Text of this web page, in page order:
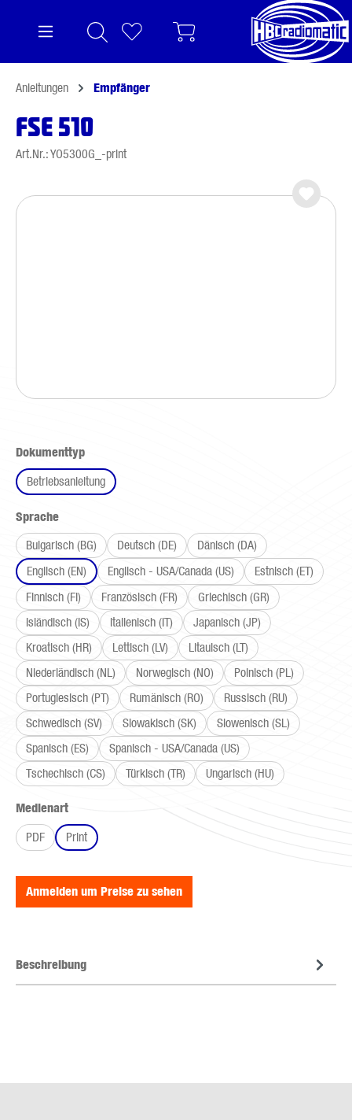
Anleitungen Empfänger
FSE 510
Art.Nr.: YO5300G_-print
Bildergalerie überspringen
Dokumenttypauswählen
Betriebsanleitung
Spracheauswählen
Bulgarisch (BG)
Deutsch (DE)
Dänisch (DA)
Englisch (EN)
Englisch - USA/Canada (US)
Estnisch (ET)
Finnisch (FI)
Französisch (FR)
Griechisch (GR)
Isländisch (IS)
Italienisch (IT)
Japanisch (JP)
Kroatisch (HR)
Lettisch (LV)
Litauisch (LT)
Niederländisch (NL)
Norwegisch (NO)
Polnisch (PL)
Portugiesisch (PT)
Rumänisch (RO)
Russisch (RU)
Schwedisch (SV)
Slowakisch (SK)
Slowenisch (SL)
Spanisch (ES)
Spanisch - USA/Canada (US)
Tschechisch (CS)
Türkisch (TR) Ungarisch (HU)
Medienartauswählen
PDF
Print
Anmelden um Preise zu sehen
Beschreibung